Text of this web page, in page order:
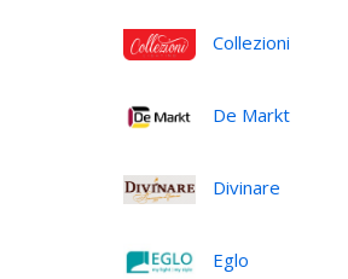
Collezioni
De Markt
Divinare
Eglo